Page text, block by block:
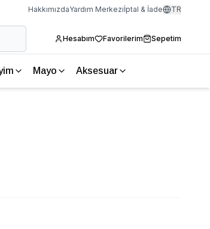
HakkımızdaYardım Merkeziİptal & İade TR
Hesabım Favorilerim Sepetim
Mayo Aksesuar